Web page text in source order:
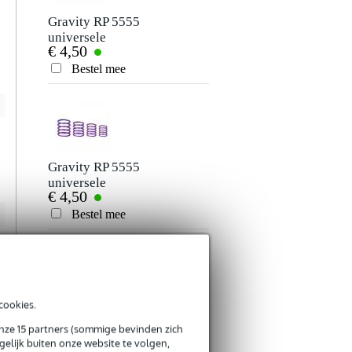
15 partners (sommige bevinden zich
buiten onze website te volgen,
Verstuur
Gravity RP 5555
universele
ringpack,
lichtblauw
€ 4,50
Bestel mee
Gravity RP 5555
universele
ringpack, paars
€ 4,50
Bestel mee
universele
ringpack, zwart
€ 4,50